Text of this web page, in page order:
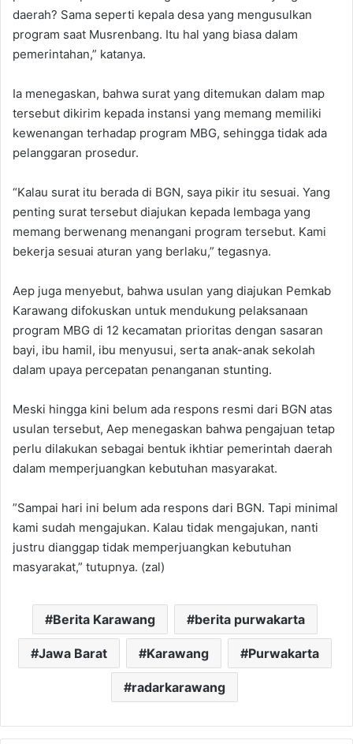
daerah? Sama seperti kepala desa yang mengusulkan
program saat Musrenbang. Itu hal yang biasa dalam
pemerintahan,” katanya.‎
‎Ia menegaskan, bahwa surat yang ditemukan dalam map
tersebut dikirim kepada instansi yang memang memiliki
kewenangan terhadap program MBG, sehingga tidak ada
pelanggaran prosedur. ‎
“Kalau surat itu berada di BGN, saya pikir itu sesuai. Yang
penting surat tersebut diajukan kepada lembaga yang
memang berwenang menangani program tersebut. Kami
bekerja sesuai aturan yang berlaku,” tegasnya.
‎Aep juga menyebut, bahwa usulan yang diajukan Pemkab
Karawang difokuskan untuk mendukung pelaksanaan
program MBG di 12 kecamatan prioritas dengan sasaran
bayi, ibu hamil, ibu menyusui, serta anak-anak sekolah
dalam upaya percepatan penanganan stunting. ‎
Meski hingga kini belum ada respons resmi dari BGN atas
usulan tersebut, Aep menegaskan bahwa pengajuan tetap
perlu dilakukan sebagai bentuk ikhtiar pemerintah daerah
dalam memperjuangkan kebutuhan masyarakat.‎
‎”Sampai hari ini belum ada respons dari BGN. Tapi minimal
kami sudah mengajukan. Kalau tidak mengajukan, nanti
justru dianggap tidak memperjuangkan kebutuhan
masyarakat,” tutupnya. (zal)
Berita Karawang berita purwakarta
Jawa Barat Karawang Purwakarta
radarkarawang